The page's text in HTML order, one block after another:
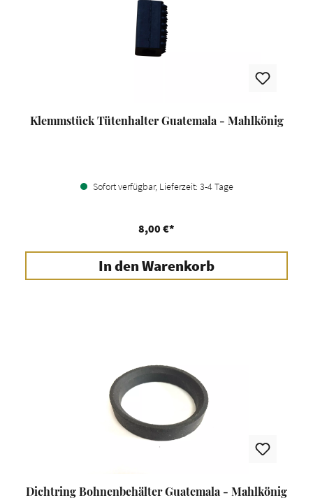
Klemmstück Tütenhalter Guatemala - Mahlkönig
Sofort verfügbar, Lieferzeit: 3-4 Tage
8,00 €*
In den Warenkorb
Dichtring Bohnenbehälter Guatemala - Mahlkönig